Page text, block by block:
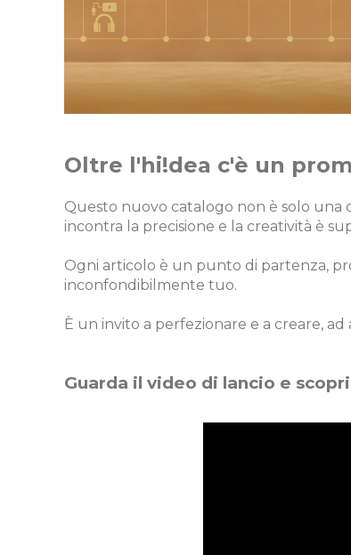
Oltre l'hi!dea c'è un
Questo nuovo catalogo non è solo una
incontra la precisione e la creatività è
Ogni articolo è un punto di partenza,
inconfondibilmente tuo.
È un invito a perfezionare e a creare,
Guarda il video di lancio e